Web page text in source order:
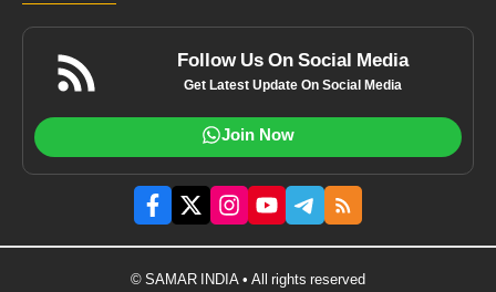
Follow Us On Social Media
Get Latest Update On Social Media
Join Now
© SAMAR INDIA • All rights reserved